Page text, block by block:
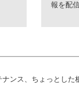
報を配
ンス、ちょっとした